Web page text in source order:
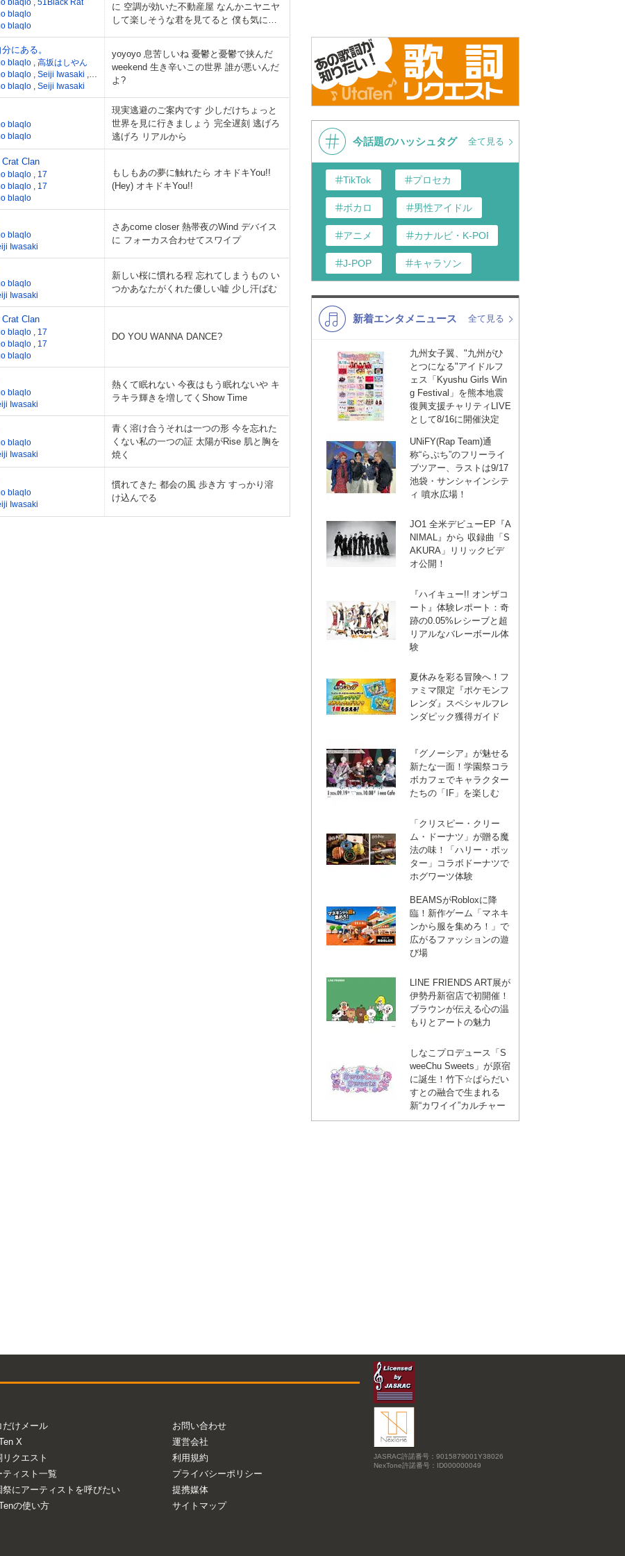
blaqlo
blaqlo
に 空調が効いた不動産屋 なんかニヤニヤ
して楽しそうな君を見てると 僕も気にな
にある。
blaqlo
高坂はしやん
blaqlo Seiji Iwasaki
高坂はしやん
blaqlo Seiji Iwasaki
yoyoyo 息苦しいね 憂鬱と憂鬱で挟んだ
weekend 生き辛いこの世界 誰が悪いんだ
よ?
blaqlo
blaqlo
現実逃避のご案内です 少しだけちょっと
世界を見に行きましょう 完全遅刻 逃げろ
逃げろ リアルから
Clan
blaqlo
17
blaqlo
17
blaqlo
もしもあの夢に触れたら オキドキYou!!
(Hey) オキドキYou!!
blaqlo
Iwasaki
さあcome closer 熱帯夜のWind デバイス
に フォーカス合わせてスワイプ
blaqlo
Iwasaki
新しい桜に慣れる程 忘れてしまうもの い
つかあなたがくれた優しい嘘 少し汗ばむ
Clan
blaqlo
17
blaqlo
17
blaqlo
DO YOU WANNA DANCE?
blaqlo
Iwasaki
熱くて眠れない 今夜はもう眠れないや キ
ラキラ輝きを増してくShow Time
blaqlo
Iwasaki
青く溶け合うそれは一つの形 今を忘れた
くない私の一つの証 太陽がRise 肌と胸を
焼く
blaqlo
Iwasaki
慣れてきた 都会の風 歩き方 すっかり溶
け込んでる
今話題のハッシュタグ 全て見る
TikTok プロセカ
ボカロ 男性アイドル
アニメ カナルビ・K-POP和訳
J-POP キャラソン
K-POP 演歌・歌謡
洋楽
VTuber ディズニー
新着エンタメニュース 全て見る
九州女子翼、"九州がひ
とつになる"アイドルフ
ェス「Kyushu Girls Win
g Festival」を熊本地震
復興支援チャリティLIVE
として8/16に開催決定
UNiFY(Rap Team)通
称“らぷち”のフリーライ
ブツアー、ラストは9/17
池袋・サンシャインシテ
ィ 噴水広場！
JO1 全米デビューEP『A
NIMAL』から 収録曲「S
AKURA」リリックビデ
オ公開！
『ハイキュー!! オンザコ
ート』体験レポート：奇
跡の0.05%レシーブと超
リアルなバレーボール体
験
夏休みを彩る冒険へ！フ
ァミマ限定『ポケモンフ
レンダ』スペシャルフレ
ンダピック獲得ガイド
『グノーシア』が魅せる
新たな一面！学園祭コラ
ボカフェでキャラクター
たちの「IF」を楽しむ
「クリスピー・クリー
ム・ドーナツ」が贈る魔
法の味！「ハリー・ポッ
ター」コラボドーナツで
ホグワーツ体験
BEAMSがRobloxに降
臨！新作ゲーム「マネキ
ンから服を集めろ！」で
広がるファッションの遊
び場
LINE FRIENDS ART展が
伊勢丹新宿店で初開催！
ブラウンが伝える心の温
もりとアートの魅力
しなこプロデュース「S
weeChu Sweets」が原宿
に誕生！竹下☆ぱらだい
すとの融合で生まれる
新“カワイイ”カルチャー
だけメール
X
リクエスト
ティスト一覧
祭にアーティストを呼びたい
の使い方
お問い合わせ
運営会社
利用規約
プライバシーポリシー
提携媒体
サイトマップ
JASRAC許諾番号：9015879001Y38026
NexTone許諾番号：ID000000049